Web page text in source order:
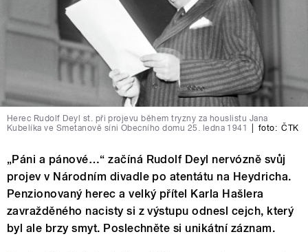
Herec Rudolf Deyl st. při projevu během tryzny za houslistu Jana
Kubelíka ve Smetanově síni Obecního domu 25. ledna 1941
foto: ČTK
„Páni a pánové…“ začíná Rudolf Deyl nervózně svůj
projev v Národním divadle po atentátu na Heydricha.
Penzionovaný herec a velký přítel Karla Hašlera
zavražděného nacisty si z výstupu odnesl cejch, který
byl ale brzy smyt. Poslechněte si unikátní záznam.